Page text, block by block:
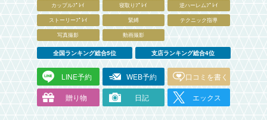
カップルﾌﾟﾚｲ
寝取りﾌﾟﾚｲ
逆ハーレムﾌﾟﾚｲ
ストーリーﾌﾟﾚｲ
緊縛
テクニック指導
写真撮影
動画撮影
全国ランキング総合5位 支店ランキング総合4位
LINE予約 WEB予約 口コミを書く
贈り物 日記 エックス